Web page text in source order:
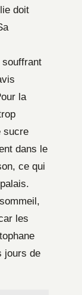
doit
souffrant
la
sucre
dans le
ce qui
les
jours de